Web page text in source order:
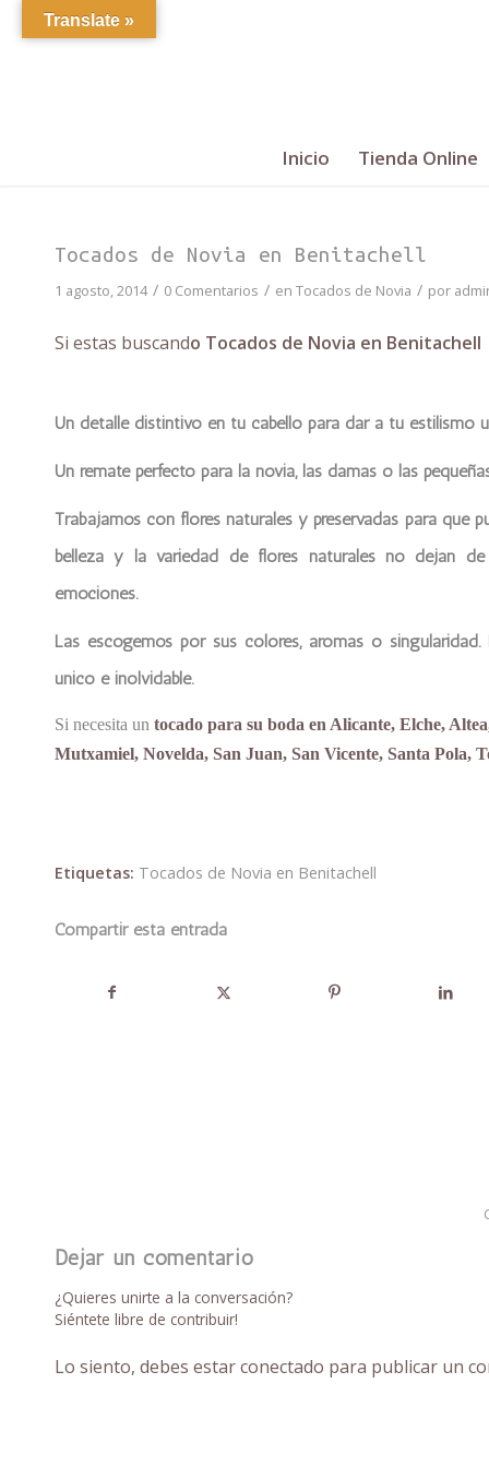
Inicio Tienda Online
Tocados de Novia en Benitachell
1 agosto, 2014 / 0 Comentarios / en Tocados de Novia / por
Si estas buscando Tocados de Novia en Benitachell
Un detalle distintivo en tu cabello para dar a tu estilismo
Un remate perfecto para la novia, las damas o las
Trabajamos con flores naturales y preservadas para que
belleza y la variedad de flores naturales no dejan de
emociones.
Las escogemos por sus colores, aromas o
único e inolvidable.
Si necesita un tocado para su boda en Alicante, Elche,
Mutxamiel, Novelda, San Juan, San Vicente, Santa Pola,
Etiquetas: Tocados de Novia en Benitachell
Compartir esta entrada
Dejar un comentario
¿Quieres unirte a la conversación?
Siéntete libre de contribuir!
Lo siento, debes estarconectado para publicar un
Translate »